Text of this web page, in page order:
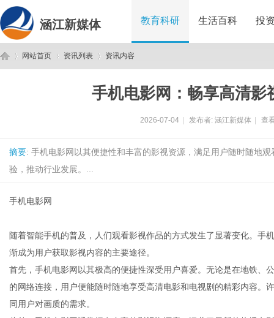
涵江新媒体 教育科研 生活百科 投
网站首页 资讯列表 资讯内容
手机电影网：畅享高清影
2026-07-04 发布者: 涵江新媒体 查
摘要: 手机电影网以其便捷性和丰富的影视资源，满足用户随时随地
验，推动行业发展。...
手机电影网
随着智能手机的普及，人们观看影视作品的方式发生了显著变化。手
渐成为用户获取影视内容的主要途径。
首先，手机电影网以其极高的便捷性深受用户喜爱。无论是在地铁、
的网络连接，用户便能随时随地享受高清电影和电视剧的精彩内容。
同用户对画质的需求。